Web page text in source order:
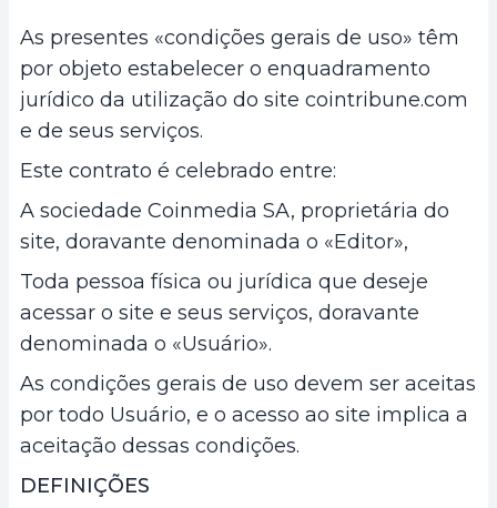
As presentes «condições gerais de uso» têm
por objeto estabelecer o enquadramento
jurídico da utilização do site cointribune.com
e de seus serviços.
Este contrato é celebrado entre:
A sociedade Coinmedia SA, proprietária do
site, doravante denominada o «Editor»,
Toda pessoa física ou jurídica que deseje
acessar o site e seus serviços, doravante
denominada o «Usuário».
As condições gerais de uso devem ser aceitas
por todo Usuário, e o acesso ao site implica a
aceitação dessas condições.
DEFINIÇÕES